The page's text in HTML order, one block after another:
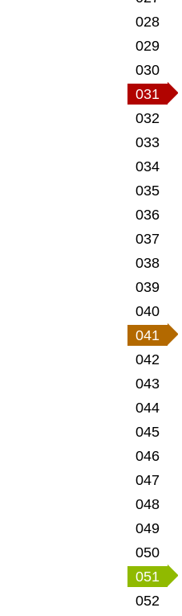
028
029
030
031
032
033
034
035
036
037
038
039
040
041
042
043
044
045
046
047
048
049
050
051
052